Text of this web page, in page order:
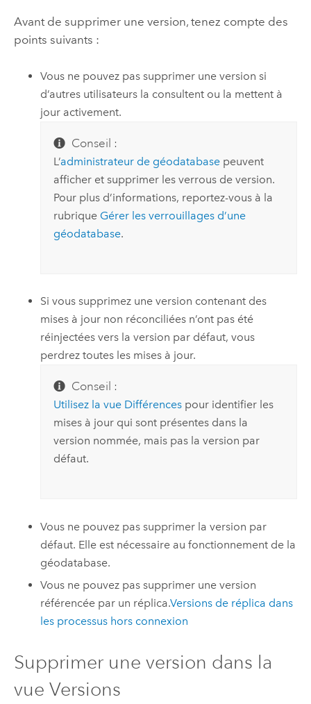
Avant de supprimer une version, tenez compte des
points suivants :
Vous ne pouvez pas supprimer une version si
d’autres utilisateurs la consultent ou la mettent à
jour activement.
Conseil :
L’administrateur de géodatabasepeuvent
afficher et supprimer les verrous de version.
Pour plus d’informations, reportez-vous à la
rubrique Gérer les verrouillages d’une
géodatabase.
Si vous supprimez une version contenant des
mises à jour non réconciliées n’ont pas été
réinjectées vers la version par défaut, vous
perdrez toutes les mises à jour.
Conseil :
Utilisez la vue Différencespour identifier les
mises à jour qui sont présentes dans la
version nommée, mais pas la version par
défaut.
Vous ne pouvez pas supprimer la version par
défaut. Elle est nécessaire au fonctionnement de la
géodatabase.
Vous ne pouvez pas supprimer une version
référencée par un réplica.Versions de réplica dans
les processus hors connexion
Supprimer une version dans la
vue Versions